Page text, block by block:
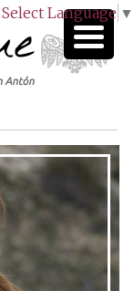
Select Language ▼